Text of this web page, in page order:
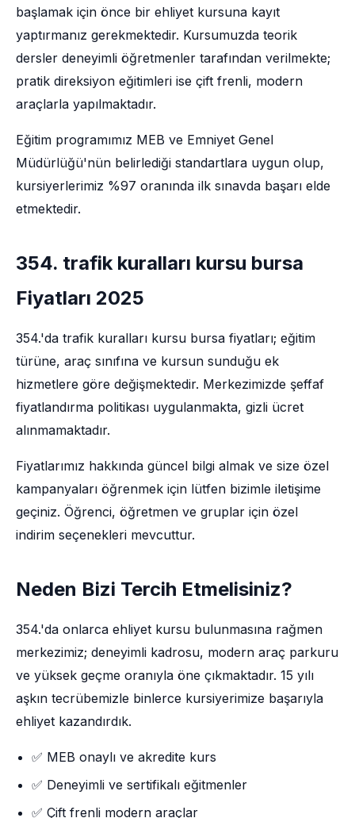
başlamak için önce bir ehliyet kursuna kayıt
yaptırmanız gerekmektedir. Kursumuzda teorik
dersler deneyimli öğretmenler tarafından verilmekte;
pratik direksiyon eğitimleri ise çift frenli, modern
araçlarla yapılmaktadır.
Eğitim programımız MEB ve Emniyet Genel
Müdürlüğü'nün belirlediği standartlara uygun olup,
kursiyerlerimiz %97 oranında ilk sınavda başarı elde
etmektedir.
354. trafik kuralları kursu bursa
Fiyatları 2025
354.'da trafik kuralları kursu bursa fiyatları; eğitim
türüne, araç sınıfına ve kursun sunduğu ek
hizmetlere göre değişmektedir. Merkezimizde şeffaf
fiyatlandırma politikası uygulanmakta, gizli ücret
alınmamaktadır.
Fiyatlarımız hakkında güncel bilgi almak ve size özel
kampanyaları öğrenmek için lütfen bizimle iletişime
geçiniz. Öğrenci, öğretmen ve gruplar için özel
indirim seçenekleri mevcuttur.
Neden Bizi Tercih Etmelisiniz?
354.'da onlarca ehliyet kursu bulunmasına rağmen
merkezimiz; deneyimli kadrosu, modern araç parkuru
ve yüksek geçme oranıyla öne çıkmaktadır. 15 yılı
aşkın tecrübemizle binlerce kursiyerimize başarıyla
ehliyet kazandırdık.
✅ MEB onaylı ve akredite kurs
✅ Deneyimli ve sertifikalı eğitmenler
✅ Çift frenli modern araçlar